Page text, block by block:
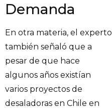
Demanda
En otra materia, el experto
también señaló que a
pesar de que hace
algunos años existían
varios proyectos de
desaladoras en Chile en